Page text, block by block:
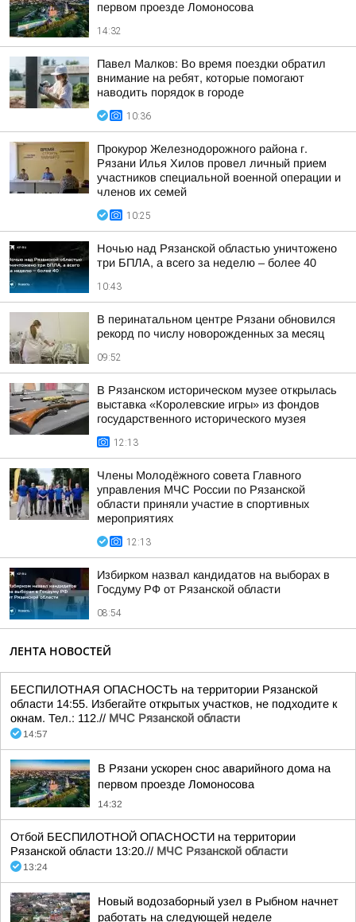
первом проезде Ломоносова
14:32
Павел Малков: Во время поездки обратил
внимание на ребят, которые помогают
наводить порядок в городе
10:36
Прокурор Железнодорожного района г.
Рязани Илья Хилов провел личный прием
участников специальной военной операции и
членов их семей
10:25
Ночью над Рязанской областью уничтожено
три БПЛА, а всего за неделю – более 40
10:43
В перинатальном центре Рязани обновился
рекорд по числу новорожденных за месяц
09:52
В Рязанском историческом музее открылась
выставка «Королевские игры» из фондов
государственного исторического музея
12:13
Члены Молодёжного совета Главного
управления МЧС России по Рязанской
области приняли участие в спортивных
мероприятиях
12:13
Избирком назвал кандидатов на выборах в
Госдуму РФ от Рязанской области
08:54
ЛЕНТА НОВОСТЕЙ
БЕСПИЛОТНАЯ ОПАСНОСТЬ на территории Рязанской
области 14:55. Избегайте открытых участков, не подходите к
окнам. Тел.: 112.// МЧС Рязанской области
14:57
В Рязани ускорен снос аварийного дома на
первом проезде Ломоносова
14:32
Отбой БЕСПИЛОТНОЙ ОПАСНОСТИ на территории
Рязанской области 13:20.// МЧС Рязанской области
13:24
Новый водозаборный узел в Рыбном начнет
работать на следующей неделе